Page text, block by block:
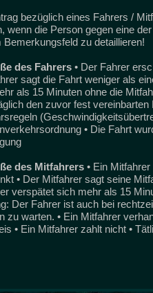
bezüglich eines Fahrers /
wenn die Person gegen eine
Bemerkungsfeld zu detaillieren!
des Fahrers • Der Fahrer
sagt die Fahrt weniger als
als 15 Minuten ohne die
den zuvor fest
• Die Fahrt
des Mitfahrers • Ein
• Der Mitfahrer sagt seine
verspätet sich mehr als 15
Der Fahrer ist auch bei
zu warten. • Ein Mitfahrer
• Ein Mitfahrer zahlt nicht •